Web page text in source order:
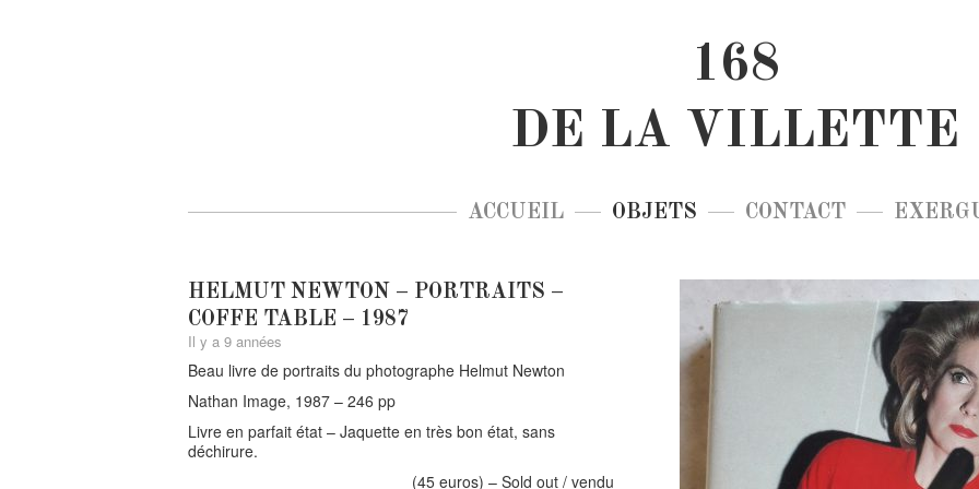
168
DE LA VILLETTE
ACCUEIL OBJETS CONTACT
HELMUT NEWTON – PORTRAITS –
COFFE TABLE – 1987
Il y a 9 années
Beau livre de portraits du photographe Helmut Newton
Nathan Image, 1987 – 246 pp
Livre en parfait état – Jaquette en très bon état, sans
déchirure.
(45 euros) – Sold out / vendu